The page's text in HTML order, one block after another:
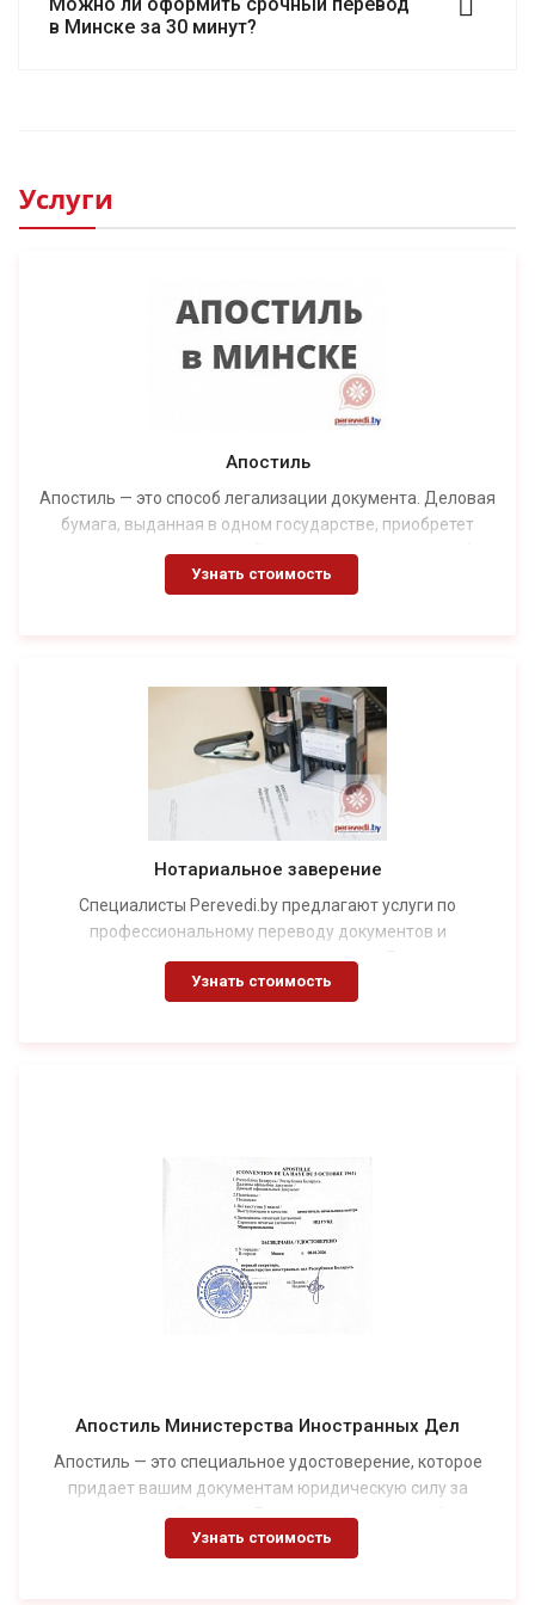
в Минске за 30 минут?
Услуги
Апостиль
Апостиль — это способ легализации документа. Деловая
бумага, выданная в одном государстве, приобретет
юридическую силу в другой стране только после особых
процедур, подтверждающих ее легитимность. Самый
процедуру — консульскую легализацию документов.
Узнать стоимость
Нотариальное заверение
Специалисты Perevedi.by предлагают услуги по
профессиональному переводу документов и
последующему заверению их у нотариуса. Гарантируем
бережное отношение к оригиналам. Опыт работы бюро
Узнать стоимость
Апостиль Министерства Иностранных Дел
Апостиль — это специальное удостоверение, которое
придает вашим документам юридическую силу за
пределами вашей страны. Если вы планируете работать,
учиться или жить за границей, вам, вероятно,
Узнать стоимость